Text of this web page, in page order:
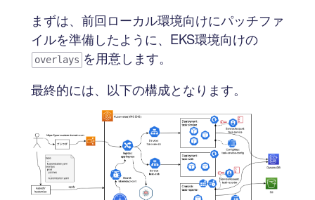
まずは、前回ローカル環境向けにパッチファ
イルを準備したように、EKS環境向けの
overlays を用意します。
最終的には、以下の構成となります。